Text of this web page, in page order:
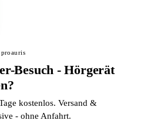
Besuch - Hörgerät
kostenlos. Versand &
- ohne Anfahrt.